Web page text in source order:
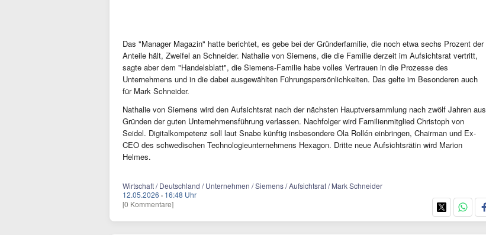
Das "Manager Magazin" hatte berichtet, es gebe bei der Gründerfamilie, die noch etwa sechs Prozent der
Anteile hält, Zweifel an Schneider. Nathalie von Siemens, die die Familie derzeit im Aufsichtsrat vertritt,
sagte aber dem "Handelsblatt", die Siemens-Familie habe volles Vertrauen in die Prozesse des
Unternehmens und in die dabei ausgewählten Führungspersönlichkeiten. Das gelte im Besonderen auch
für Mark Schneider.
Nathalie von Siemens wird den Aufsichtsrat nach der nächsten Hauptversammlung nach zwölf Jahren aus
Gründen der guten Unternehmensführung verlassen. Nachfolger wird Familienmitglied Christoph von
Seidel. Digitalkompetenz soll laut Snabe künftig insbesondere Ola Rollén einbringen, Chairman und Ex-
CEO des schwedischen Technologieunternehmens Hexagon. Dritte neue Aufsichtsrätin wird Marion
Helmes.
Wirtschaft / Deutschland / Unternehmen / Siemens / Aufsichtsrat / Mark Schneider
12.05.2026 · 16:48 Uhr
[0 Kommentare]